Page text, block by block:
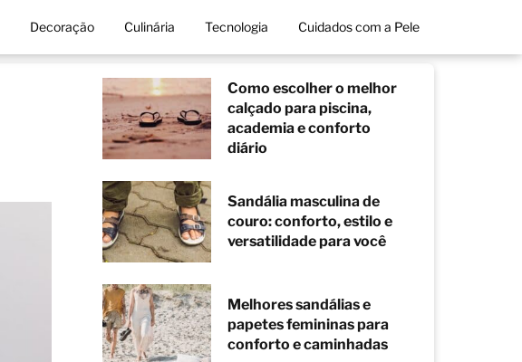
Decoração Culinária Tecnologia Cuidados com a Pele
Como escolher o melhor
calçado para piscina,
academia e conforto
diário
Sandália masculina de
couro: conforto, estilo e
versatilidade para você
Melhores sandálias e
papetes femininas para
conforto e caminhadas